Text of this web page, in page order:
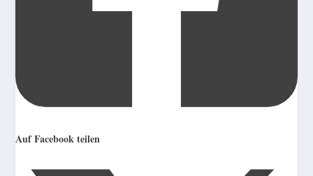
Auf Facebook teilen